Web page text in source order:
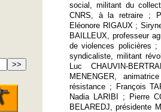
social, militant du
CNRS, à la retraire ;
Eléonore RIGAUX ;
BAILLEUX, professeur
de violences policières ;
syndicaliste, militant
Luc CHAUVIN-
MENENGER,
résistance ; François
Nadia LARIBI ; Pierre
BELAREDJ, présidente